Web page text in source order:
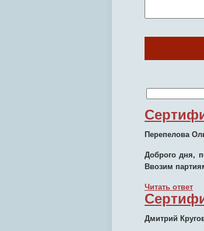
Перепелова
Доброго дня,
Ввозим
Читать ответ
Дмитрий